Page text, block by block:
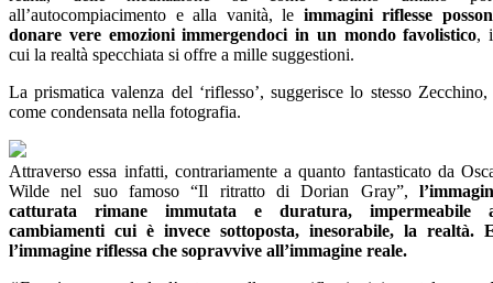
all’autocompiacimento e alla vanità, le immagini riflesse
donare vere emozioni immergendoci in un mondo favolistico,
cui la realtà specchiata si offre a mille suggestioni.
La prismatica valenza del ‘riflesso’, suggerisce lo stesso Zecchino,
come condensata nella fotografia.
Attraverso essa infatti, contrariamente a quanto fantasticato da
Wilde nel suo famoso “Il ritratto di Dorian Gray”,
catturata rimane immutata e duratura, impermeabile
cambiamenti cui è invece sottoposta, inesorabile, la realtà.
l’immagine riflessa che sopravvive all’immagine reale.